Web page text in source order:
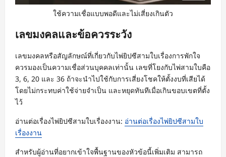
ใช้ความเชื่อแบบพอดีและไม่เสี่ยงเกินตัว
เลขมงคลและข้อควรระวัง
เลขมงคลหรือสัญลักษณ์ที่เกี่ยวกับไพ่ยิปซีสามใบเรื่องการพักใจ
ควรมองเป็นความเชื่อส่วนบุคคลเท่านั้น เลขที่โยงกับไพ่สามใบคือ
3, 6, 20 และ 36 ถ้าจะนำไปใช้กับการเสี่ยงโชคให้ตั้งงบที่เสียได้
โดยไม่กระทบค่าใช้จ่ายจำเป็น และหยุดทันทีเมื่อเกินขอบเขตที่ตั้ง
ไว้
อ่านต่อเรื่องไพ่ยิปซีสามใบเรื่องงาน: อ่านต่อเรื่องไพ่ยิปซีสามใบ
เรื่องงาน
สำหรับผู้อ่านที่อยากเข้าใจพื้นฐานของหัวข้อนี้เพิ่มเติม สามารถ